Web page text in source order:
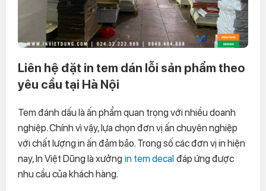
Liên hệ đặt in tem dán lỗi sản phẩm theo
yêu cầu tại Hà Nội
Tem đánh dấu là ấn phẩm quan trọng với nhiều doanh
nghiệp. Chính vì vậy, lựa chọn đơn vị ấn chuyên nghiệp
với chất lượng in ấn đảm bảo. Trong số các đơn vị in hiện
nay, In Việt Dũng là xưởng in tem decal đáp ứng được
nhu cầu của khách hàng.